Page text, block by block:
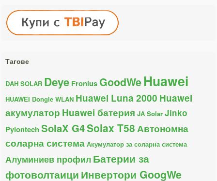
Тагове
DAH SOLAR Deye Fronius GoodWeHuawei
HUAWEI Dongle WLAN Huawei Luna 2000 Huawei
акумулатор Huawei батерия JA Solar Jinko
Pylontech SolaX G4Solax T58 Автономна
соларна система Акумулатор за соларна система
Алуминиев профилБатерии за
фотоволтаици Инвертори GoogWe